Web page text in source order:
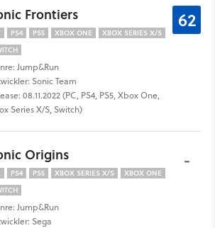
Frontiers
PS4 PS5 XBOX ONE
XBOX SERIES X/S
Jump&Run
Sonic Team
08.11.2022 (PC, PS4, PS5, Xbox One,
Series X/S, Switch)
62
Origins
PS4 PS5 XBOX SERIES X/S
XBOX ONE
Jump&Run
Sega
-